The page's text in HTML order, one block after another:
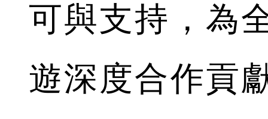
可與支持，為
遊深度合作貢